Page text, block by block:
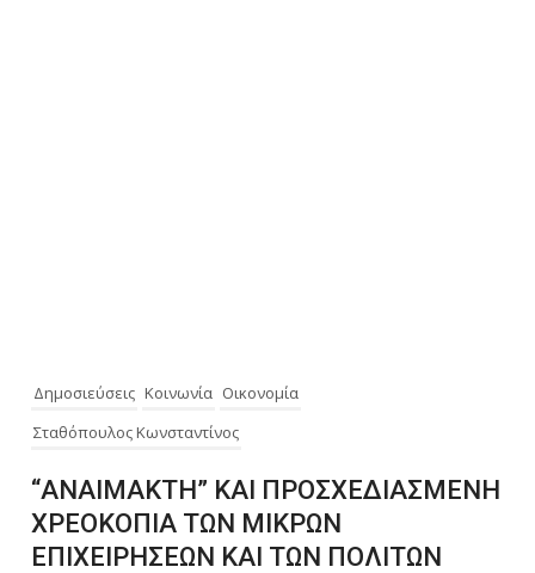
Δημοσιεύσεις Κοινωνία Οικονομία
Σταθόπουλος Κωνσταντίνος
“ΑΝΑΙΜΑΚΤΗ” ΚΑΙ ΠΡΟΣΧΕΔΙΑΣΜΕΝΗ
ΧΡΕΟΚΟΠΙΑ ΤΩΝ ΜΙΚΡΩΝ
ΕΠΙΧΕΙΡΗΣΕΩΝ ΚΑΙ ΤΩΝ ΠΟΛΙΤΩΝ